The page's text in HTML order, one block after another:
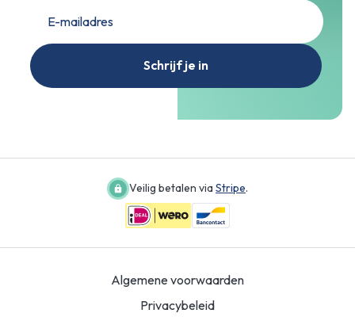
Schrijf je in
Veilig betalen via Stripe.
Algemene voorwaarden
Privacybeleid